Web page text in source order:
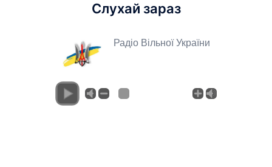
Слухай зараз
Радіо Вільної України